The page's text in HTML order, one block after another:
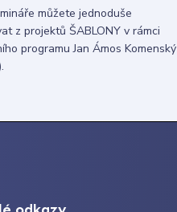
můžete jednoduše
z projektů ŠABLONY v rámci
programu Jan Ámos Komenský